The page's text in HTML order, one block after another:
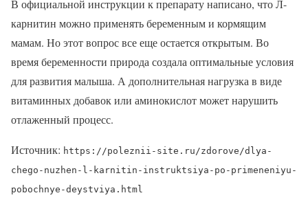
В официальной инструкции к препарату написано, что Л-
карнитин можно применять беременным и кормящим
мамам. Но этот вопрос все еще остается открытым. Во
время беременности природа создала оптимальные условия
для развития малыша. А дополнительная нагрузка в виде
витаминных добавок или аминокислот может нарушить
отлаженный процесс.
Источник: https://poleznii-site.ru/zdorove/dlya-
chego-nuzhen-l-karnitin-instruktsiya-po-primeneniyu-
pobochnye-deystviya.html